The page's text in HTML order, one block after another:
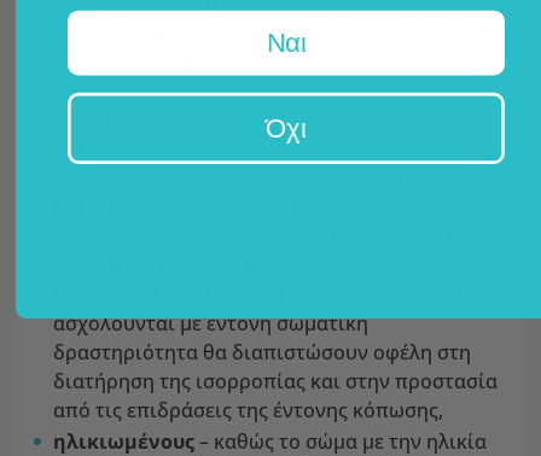
– όσοι αντιμετωπίζουν μακριές και κουραστικές
εργάσιμες ημέρες μπορούν να επωφεληθούν
από τις ιδιότητες των OPC, καθώς
υποστηρίζουν τη φυσική ισορροπία του
ασχολούνται με έντονη σωματική
δραστηριότητα θα διαπιστώσουν οφέλη στη
διατήρηση της ισορροπίας και στην προστασία
από τις επιδράσεις της έντονης κόπωσης,
ηλικιωμένους– καθώς το σώμα με την ηλικία
Ναι
Όχι